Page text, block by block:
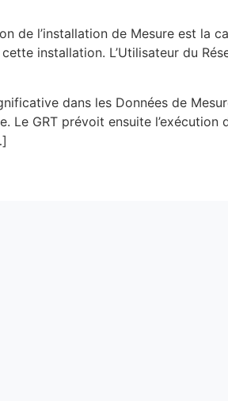
de l’installation de Mesure est la
installation. L’Utilisateur du
dans les Données de
GRT prévoit ensuite